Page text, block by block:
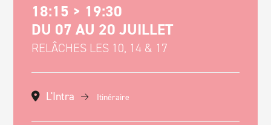
18:15 > 19:30
DU 07 AU 20 JUILLET
RELÂCHES LES 10, 14 & 17
L'Intra Itinéraire